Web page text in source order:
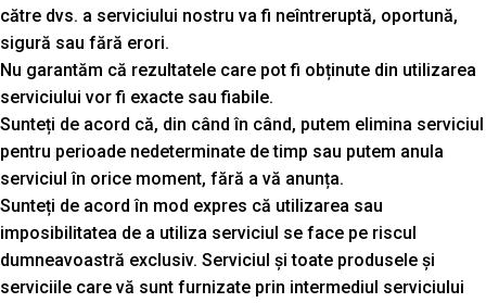
către dvs. a serviciului nostru va fi neîntreruptă, oportună,
sigură sau fără erori.
Nu garantăm că rezultatele care pot fi obținute din utilizarea
serviciului vor fi exacte sau fiabile.
Sunteți de acord că, din când în când, putem elimina serviciul
pentru perioade nedeterminate de timp sau putem anula
serviciul în orice moment, fără a vă anunța.
Sunteți de acord în mod expres că utilizarea sau
imposibilitatea de a utiliza serviciul se face pe riscul
dumneavoastră exclusiv. Serviciul și toate produsele și
serviciile care vă sunt furnizate prin intermediul serviciului